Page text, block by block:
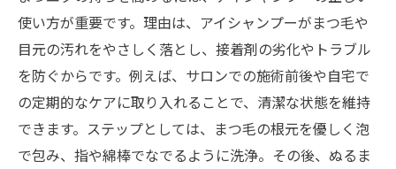
使い方が重要です。理由は、アイシャンプーがまつ毛や
目元の汚れをやさしく落とし、接着剤の劣化やトラブル
を防ぐからです。例えば、サロンでの施術前後や自宅で
の定期的なケアに取り入れることで、清潔な状態を維持
できます。ステップとしては、まつ毛の根元を優しく泡
で包み、指や綿棒でなでるように洗浄。その後、ぬるま